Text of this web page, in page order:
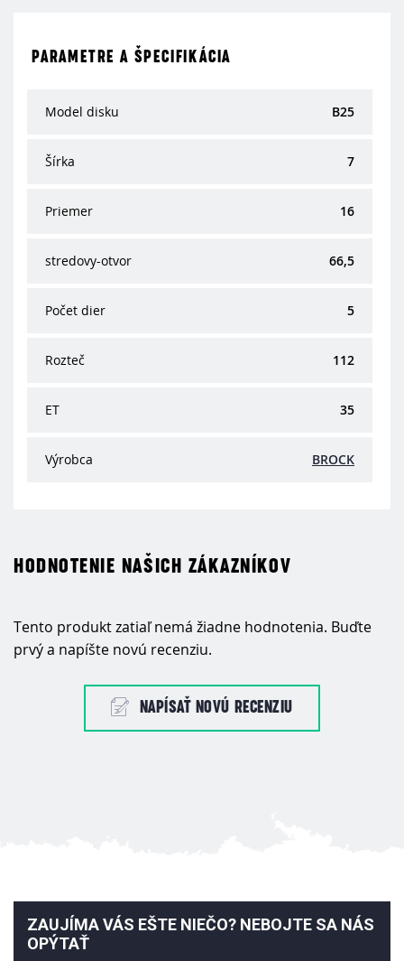
PARAMETRE A ŠPECIFIKÁCIA
Model disku B25
Šírka 7
Priemer 16
stredovy-otvor 66,5
Počet dier 5
Rozteč 112
ET 35
Výrobca BROCK
HODNOTENIE NAŠICH ZÁKAZNÍKOV
Tento produkt zatiaľ nemá žiadne hodnotenia. Buďte
prvý a napíšte novú recenziu.
NAPÍSAŤ NOVÚ RECENZIU
ZAUJÍMA VÁS EŠTE NIEČO? NEBOJTE SA NÁS
OPÝTAŤ